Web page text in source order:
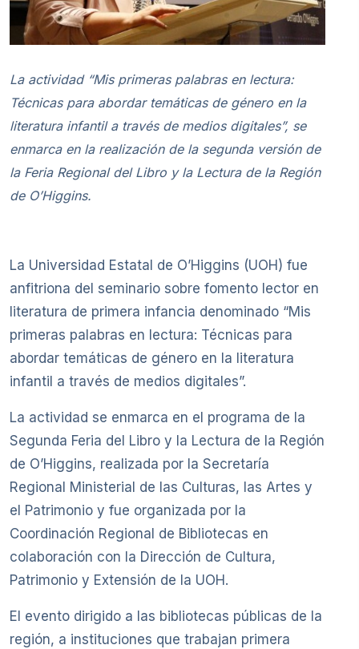
La actividad “Mis primeras palabras en lectura:
Técnicas para abordar temáticas de género en la
literatura infantil a través de medios digitales”, se
enmarca en la realización de la segunda versión de
la Feria Regional del Libro y la Lectura de la Región
de O’Higgins.
La Universidad Estatal de O’Higgins (UOH) fue
anfitriona del seminario sobre fomento lector en
literatura de primera infancia denominado “Mis
primeras palabras en lectura: Técnicas para
abordar temáticas de género en la literatura
infantil a través de medios digitales”.
La actividad se enmarca en el programa de la
Segunda Feria del Libro y la Lectura de la Región
de O’Higgins, realizada por la Secretaría
Regional Ministerial de las Culturas, las Artes y
el Patrimonio y fue organizada por la
Coordinación Regional de Bibliotecas en
colaboración con la Dirección de Cultura,
Patrimonio y Extensión de la UOH.
El evento dirigido a las bibliotecas públicas de la
región, a instituciones que trabajan primera